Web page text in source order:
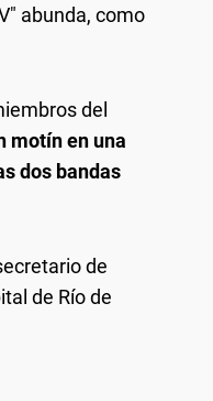
abunda, como
del
motín en una
dos bandas
de
de Río de